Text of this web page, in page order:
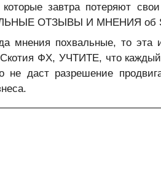
которые завтра потеряют
ОТЗЫВЫ И МНЕНИЯ об
мнения похвальные, то эта
Скотия ФХ, УЧТИТЕ, что
даст разрешение